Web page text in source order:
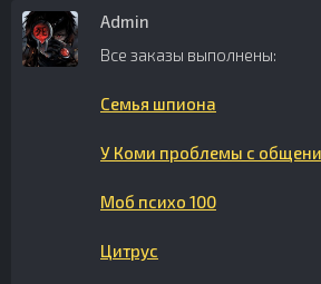
Admin
Все заказы выполнены:
Семья шпиона
У Коми проблемы с
Моб психо 100
Цитрус